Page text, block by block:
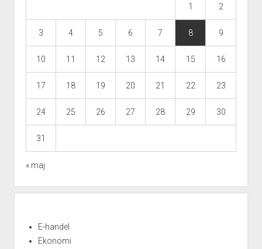
1 2
3 4 5 6 7 8 9
10 11 12 13 14 15 16
17 18 19 20 21 22 23
24 25 26 27 28 29 30
31
« maj
E-handel
Ekonomi